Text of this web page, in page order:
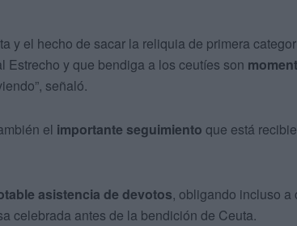
y el hecho de sacar la reliquia de primera
y que bendiga a los ceutíes son
señaló.
el importante seguimiento que está
asistencia de devotos, obligando incluso a
celebrada antes de la bendición de Ceuta.